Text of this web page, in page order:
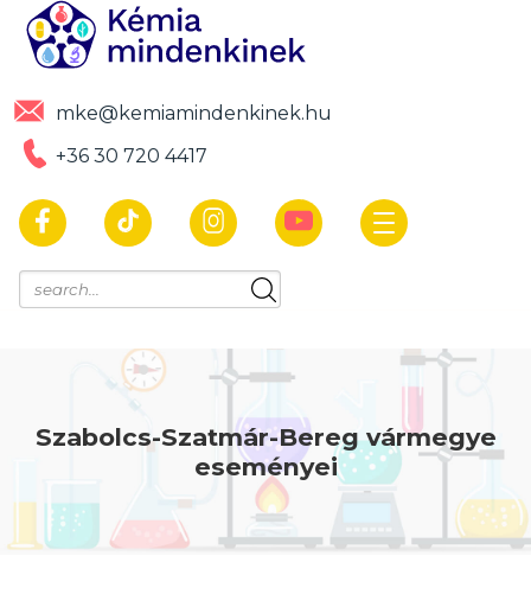
mke@kemiamindenkinek.hu
+36 30 720 4417
Szabolcs-Szatmár-Bereg vármegye
eseményei